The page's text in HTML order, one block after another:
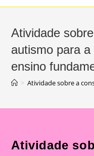
Atividade
autismo para
ensino
> Atividade sobre a
Atividade